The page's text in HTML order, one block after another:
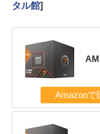
タル館]
Amazonで